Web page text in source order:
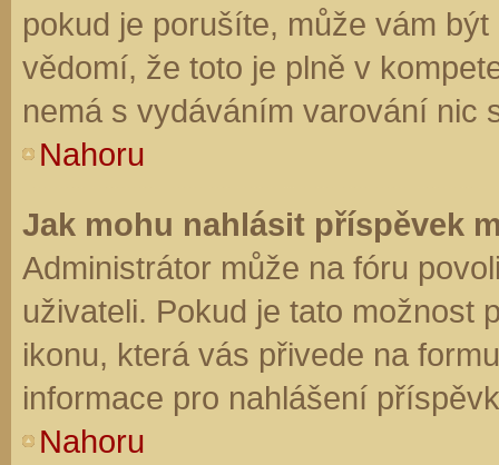
pokud je porušíte, může vám
vědomí, že toto je plně v
nemá s vydáváním varování nic
Nahoru
Jak mohu nahlásit příspěvek
Administrátor může na fóru
uživateli. Pokud je tato možnost
ikonu, která vás přivede na
informace pro nahlášení
Nahoru